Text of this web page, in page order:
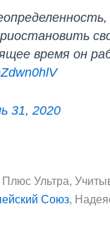
время он
31, 2020
Ультра,
Союз,